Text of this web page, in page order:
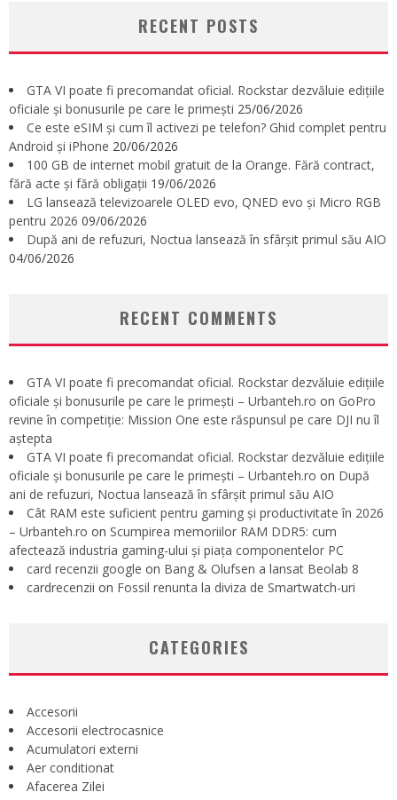
RECENT POSTS
GTA VI poate fi precomandat oficial. Rockstar dezvăluie edițiile
oficiale și bonusurile pe care le primești 25/06/2026
Ce este eSIM și cum îl activezi pe telefon? Ghid complet pentru
Android și iPhone 20/06/2026
100 GB de internet mobil gratuit de la Orange. Fără contract,
fără acte și fără obligații 19/06/2026
LG lansează televizoarele OLED evo, QNED evo și Micro RGB
pentru 2026 09/06/2026
După ani de refuzuri, Noctua lansează în sfârșit primul său AIO
04/06/2026
RECENT COMMENTS
GTA VI poate fi precomandat oficial. Rockstar dezvăluie edițiile
oficiale și bonusurile pe care le primești – Urbanteh.ro on GoPro
revine în competiție: Mission One este răspunsul pe care DJI nu îl
aștepta
GTA VI poate fi precomandat oficial. Rockstar dezvăluie edițiile
oficiale și bonusurile pe care le primești – Urbanteh.ro on După
ani de refuzuri, Noctua lansează în sfârșit primul său AIO
Cât RAM este suficient pentru gaming și productivitate în 2026
– Urbanteh.ro on Scumpirea memoriilor RAM DDR5: cum
afectează industria gaming-ului și piața componentelor PC
card recenzii google on Bang & Olufsen a lansat Beolab 8
cardrecenzii on Fossil renunta la diviza de Smartwatch-uri
CATEGORIES
Accesorii
Accesorii electrocasnice
Acumulatori externi
Aer conditionat
Afacerea Zilei